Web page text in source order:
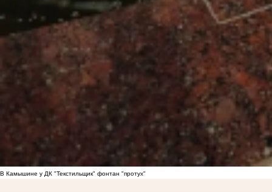
В Камышине у ДК "Текстильщик" фонтан "протух"